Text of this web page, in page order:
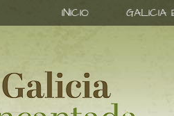
INICIO GALICIA